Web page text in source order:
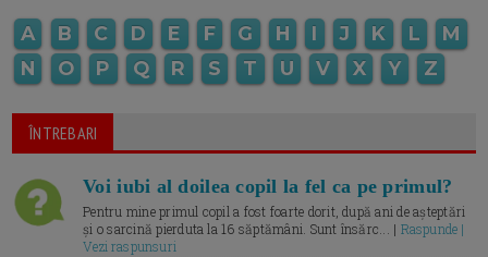
A B C D E F G H I J K L
M
N
O P Q R S T U V X Y Z
ÎNTREBARI
Voi iubi al doilea copil la fel ca pe primul?
Pentru mine primul copil a fost foarte dorit, după ani de așteptări
și o sarcină pierduta la 16 săptămâni. Sunt însărc... | Raspunde |
Vezi raspunsuri